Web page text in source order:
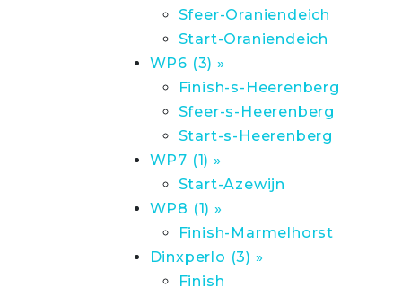
Sfeer-Oraniendeich
Start-Oraniendeich
WP6 (3) »
Finish-s-Heerenberg
Sfeer-s-Heerenberg
Start-s-Heerenberg
WP7 (1) »
Start-Azewijn
WP8 (1) »
Finish-Marmelhorst
Dinxperlo (3) »
Finish